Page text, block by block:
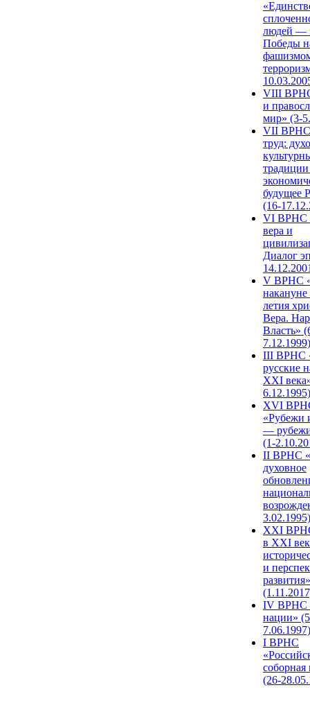
людей —
Победы
VIII
и
мир» (3-
VII ВРНС
труд:
будущее
(16-
VI ВРНС
вера и
Диалог
V ВРНС
накануне
летия
Вера.
Власть»
7.12.1999)
III ВРНС
русские
XXI
6.12.1995)
XVI
«Рубежи
—
(1-
II ВРНС
духовное
3.02.1995)
XХI
в XXI
и
развития»
IV ВРНС
нации»
7.06.1997)
I ВРНС
(26-